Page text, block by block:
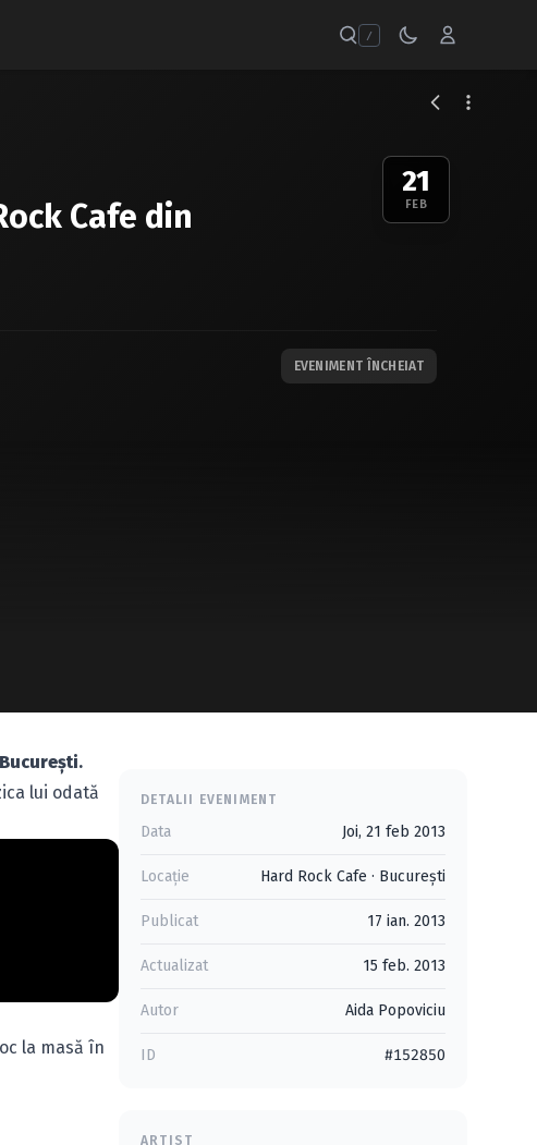
/
21
FEB
Cafe din
EVENIMENT ÎNCHEIAT
Bucureşti.
lui odată
la masă în
DETALII EVENIMENT
Data Joi, 21 feb 2013
Locație Hard Rock Cafe · Bucureşti
Publicat 17 ian. 2013
Actualizat 15 feb. 2013
Autor Aida Popoviciu
ID #152850
ARTIST